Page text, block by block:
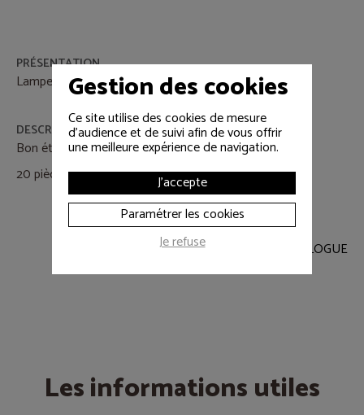
PRÉSENTATION
Lampe de bureau/régie
DESCRIPTIF
Bon état.
20 pièces disponibles.
RETOUR AU CATALOGUE
Les informations utiles
Gestion des cookies
Ce site utilise des cookies de mesure
d'audience et de suivi afin de vous offrir
une meilleure expérience de navigation.
J'accepte
Paramétrer les cookies
Je refuse